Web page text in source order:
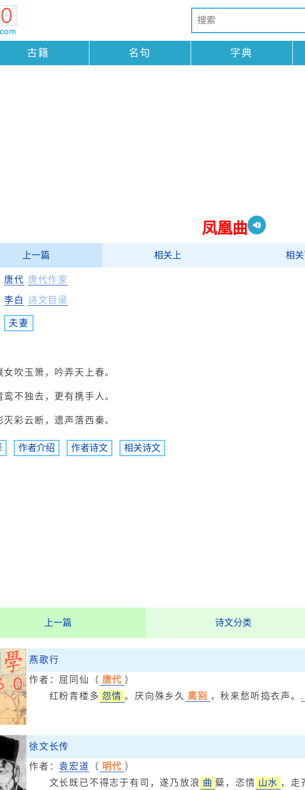
古籍 名句 字典
凤凰曲
上一篇 相关上 相
唐代 唐代作家
李白 诗文目录
夫妻
玉箫，吟弄天上春。
独去，更有携手人。
云断，遗声落西秦。
作者介绍 作者诗文 相关诗文
上一篇 诗文分类
燕歌行
作者： 屈同仙 （ 唐代 ）
红粉青楼多 怨情 。厌向殊乡久 离别 ，秋来愁听捣衣声。
徐文长传
作者： 袁宏道 （ 明代 ）
文长既已不得志于有司，遂乃放浪 曲 糵，恣情 山水 ，走
水中。全诗赏析
。全诗赏析